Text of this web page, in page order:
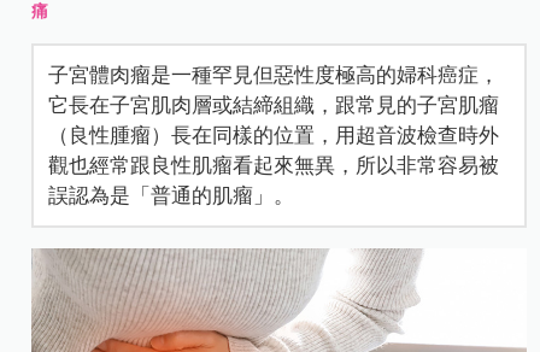
痛
子宮體肉瘤是一種罕見但惡性度極高的婦科癌症，
它長在子宮肌肉層或結締組織，跟常見的子宮肌瘤
（良性腫瘤）長在同樣的位置，用超音波檢查時外
觀也經常跟良性肌瘤看起來無異，所以非常容易被
誤認為是「普通的肌瘤」。